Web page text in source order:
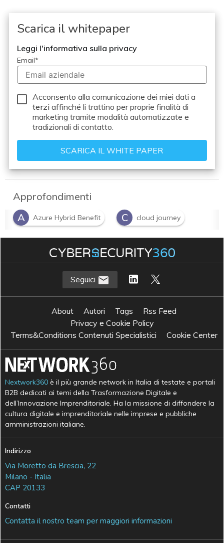
Scarica il whitepaper
Leggi l'informativa sulla privacy
Email*
Acconsento alla comunicazione dei miei dati a
terzi affinché li trattino per proprie finalità di
marketing tramite modalità automatizzate e
tradizionali di contatto.
Approfondimenti
A
Azure Hybrid Benefit C cloud journey
Seguici
About Autori Tags
Rss Feed
Privacy e Cookie Policy
Terms&Conditions Contenuti Specialistici
Cookie Center
Nextwork360 è il più grande network in Italia di testate e portali
B2B dedicati ai temi della Trasformazione Digitale e
dell’Innovazione Imprenditoriale. Ha la missione di diffondere la
cultura digitale e imprenditoriale nelle imprese e pubbliche
amministrazioni italiane.
Indirizzo
Via Moretto da Brescia, 22
Milano - Italia
CAP 20133
Contatti
Contatta il nostro team per maggiori informazioni